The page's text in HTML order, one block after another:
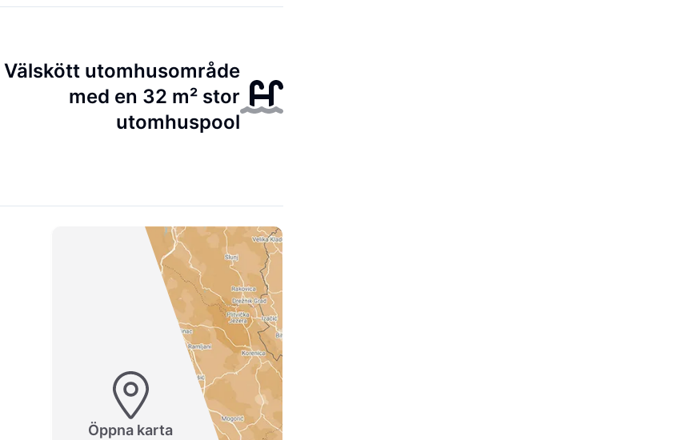
Välskött utomhusområde
med en 32 m² stor
utomhuspool
Öppna karta